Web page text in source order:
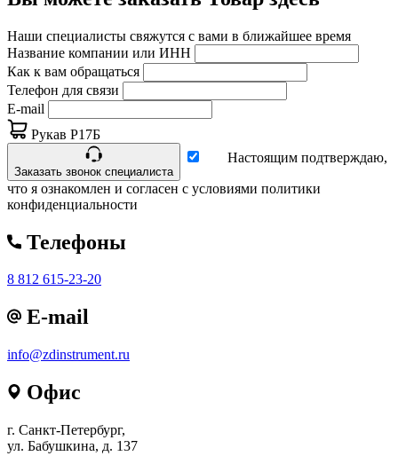
Наши специалисты свяжутся с вами в ближайшее время
Название компании или ИНН
Как к вам обращаться
Телефон для связи
E-mail
Рукав Р17Б
Заказать звонок специалиста
Настоящим подтверждаю,
что я ознакомлен и согласен с условиями политики
конфиденциальности
Телефоны
8 812 615-23-20
E-mail
info@zdinstrument.ru
Офис
г. Санкт-Петербург,
ул. Бабушкина, д. 137